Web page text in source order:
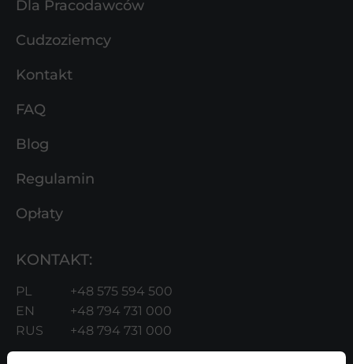
Dla Pracodawców
Cudzoziemcy
Kontakt
FAQ
Blog
Regulamin
Opłaty
KONTAKT:
PL
+48 575 594 500
EN
+48 794 731 000
RUS
+48 794 731 000